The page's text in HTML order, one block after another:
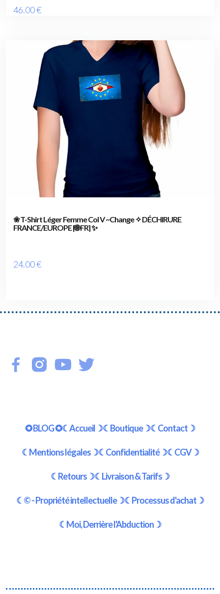
46.00€
❀ T-Shirt Léger Femme Col V ~Change ✧ DÉCHIRURE
FRANCE/EUROPE [🌐 FR] ✨
24.00€
✪ BLOG ✪☾Accueil☽☾Boutique☽☾Contact☽
☾Mentions légales☽☾Confidentialité☽☾CGV☽
☾Retours☽☾Livraison & Tarifs☽
☾© - Propriété intellectuelle☽☾Processus d'achat☽
☾Moi, Derrière l'Abduction☽